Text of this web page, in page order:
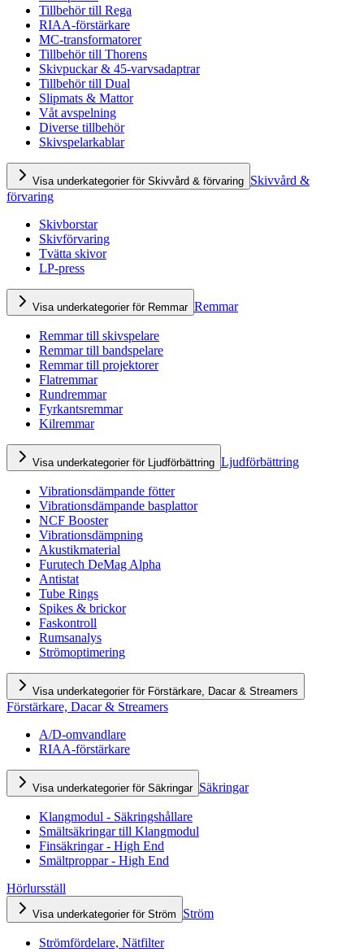
Tillbehör till Rega
RIAA-förstärkare
MC-transformatorer
Tillbehör till Thorens
Skivpuckar & 45-varvsadaptrar
Tillbehör till Dual
Slipmats & Mattor
Våt avspelning
Diverse tillbehör
Skivspelarkablar
Visa underkategorier för Skivvård & förvaring Skivvård &
förvaring
Skivborstar
Skivförvaring
Tvätta skivor
LP-press
Visa underkategorier för Remmar Remmar
Remmar till skivspelare
Remmar till bandspelare
Remmar till projektorer
Flatremmar
Rundremmar
Fyrkantsremmar
Kilremmar
Visa underkategorier för Ljudförbättring Ljudförbättring
Vibrationsdämpande fötter
Vibrationsdämpande basplattor
NCF Booster
Vibrationsdämpning
Akustikmaterial
Furutech DeMag Alpha
Antistat
Tube Rings
Spikes & brickor
Faskontroll
Rumsanalys
Strömoptimering
Visa underkategorier för Förstärkare, Dacar & Streamers
Förstärkare, Dacar & Streamers
A/D-omvandlare
RIAA-förstärkare
Visa underkategorier för Säkringar Säkringar
Klangmodul - Säkringshållare
Smältsäkringar till Klangmodul
Finsäkringar - High End
Smältproppar - High End
Hörlursställ
Visa underkategorier för Ström Ström
Strömfördelare, Nätfilter